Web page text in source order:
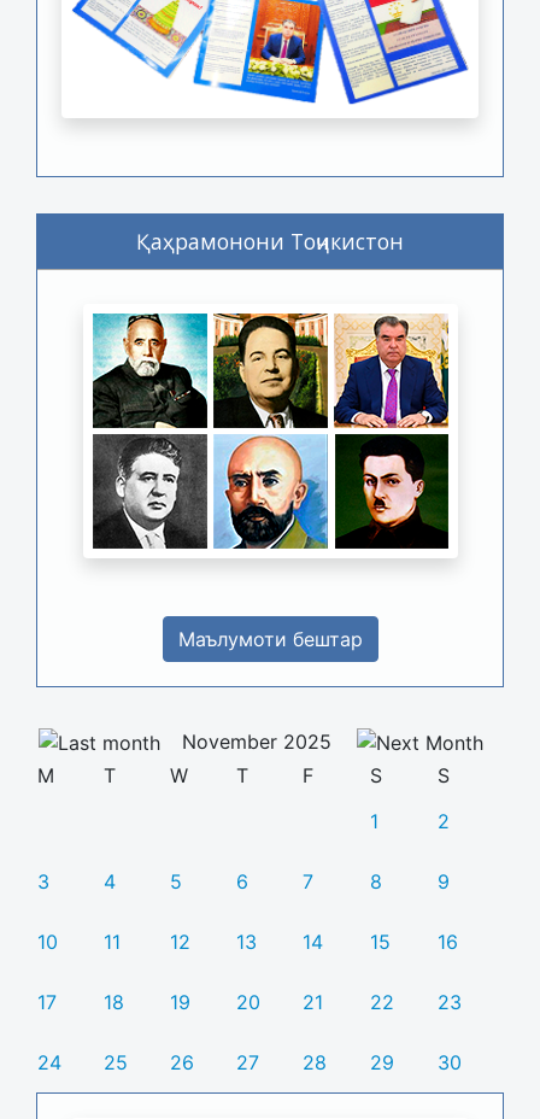
Қаҳрамонони Тоҷикистон
Маълумоти бештар
November 2025
M
T W T F S
S
1
2
3 4 5 6 7 8 9
10 11 12 13 14 15 16
17 18 19 20 21 22 23
24 25 26 27 28 29 30